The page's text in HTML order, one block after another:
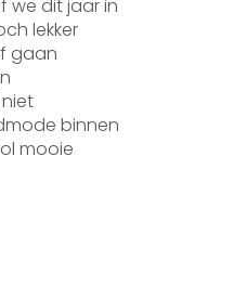
we dit jaar in
lekker
gaan
binnen
mooie